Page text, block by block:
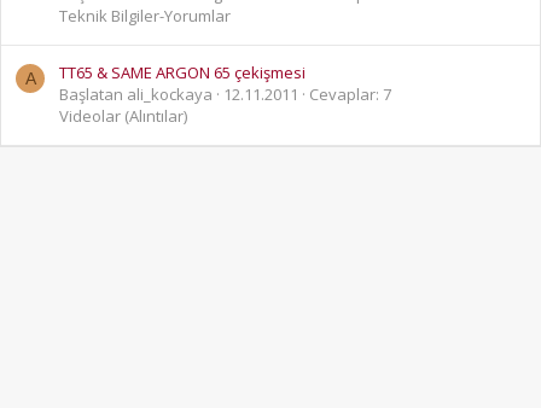
Teknik Bilgiler-Yorumlar
A
TT65 & SAME ARGON 65 çekişmesi
Başlatan ali_kockaya
12.11.2011
Cevaplar: 7
Videolar (Alıntılar)